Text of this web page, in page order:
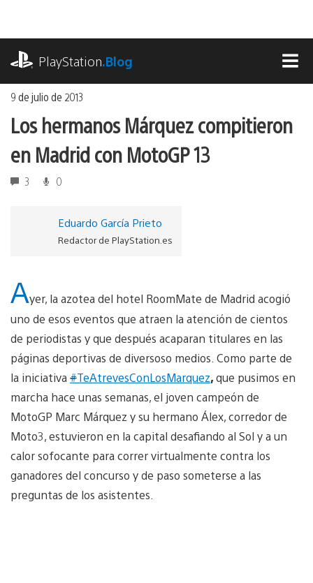
contenido
PlayStation.Blog
9 de julio de 2013
Los hermanos Márquez compitieron
en Madrid con MotoGP 13
3 0
Eduardo García Prieto
Redactor de PlayStation.es
Ayer, la azotea del hotel RoomMate de Madrid acogió
uno de esos eventos que atraen la atención de cientos
de periodistas y que después acaparan titulares en las
páginas deportivas de diversoso medios. Como parte de
la iniciativa #TeAtrevesConLosMarquez,que pusimos en
marcha hace unas semanas, el joven campeón de
MotoGP Marc Márquez y su hermano Álex, corredor de
Moto3, estuvieron en la capital desafiando al Sol y a un
calor sofocante para correr virtualmente contra los
ganadores del concurso y de paso someterse a las
preguntas de los asistentes.